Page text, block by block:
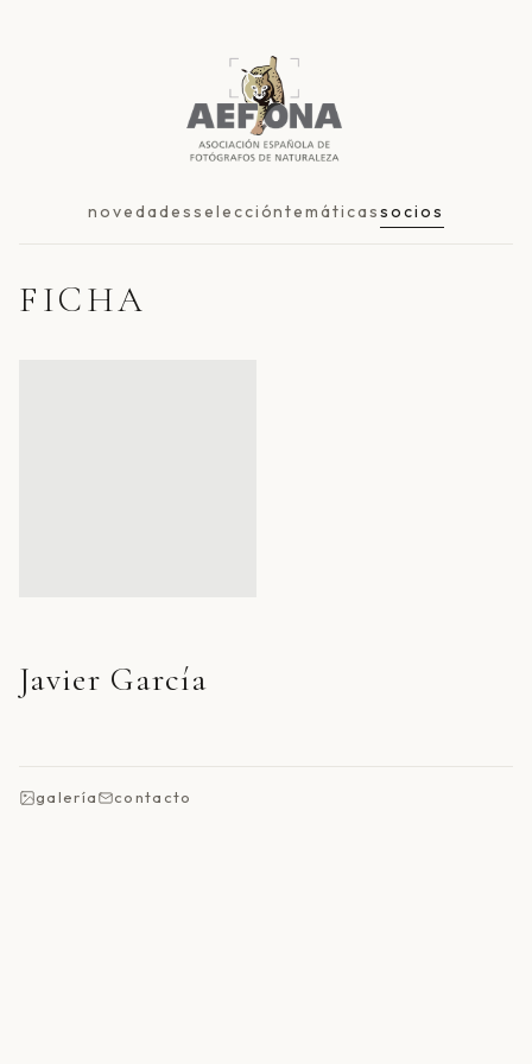
novedadesseleccióntemáticassocios
FICHA
Javier García
galería contacto